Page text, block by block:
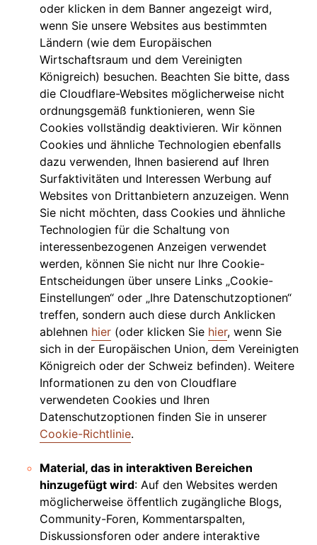
oder klicken in dem Banner angezeigt wird,
wenn Sie unsere Websites aus bestimmten
Ländern (wie dem Europäischen
Wirtschaftsraum und dem Vereinigten
Königreich) besuchen. Beachten Sie bitte, dass
die Cloudflare-Websites möglicherweise nicht
ordnungsgemäß funktionieren, wenn Sie
Cookies vollständig deaktivieren. Wir können
Cookies und ähnliche Technologien ebenfalls
dazu verwenden, Ihnen basierend auf Ihren
Surfaktivitäten und Interessen Werbung auf
Websites von Drittanbietern anzuzeigen. Wenn
Sie nicht möchten, dass Cookies und ähnliche
Technologien für die Schaltung von
interessenbezogenen Anzeigen verwendet
werden, können Sie nicht nur Ihre Cookie-
Entscheidungen über unsere Links „Cookie-
Einstellungen“ oder „Ihre Datenschutzoptionen“
treffen, sondern auch diese durch Anklicken
ablehnen hier (oder klicken Sie hier, wenn Sie
sich in der Europäischen Union, dem Vereinigten
Königreich oder der Schweiz befinden). Weitere
Informationen zu den von Cloudflare
verwendeten Cookies und Ihren
Datenschutzoptionen finden Sie in unserer
Cookie-Richtlinie.
Material, das in interaktiven Bereichen
hinzugefügt wird: Auf den Websites werden
möglicherweise öffentlich zugängliche Blogs,
Community-Foren, Kommentarspalten,
Diskussionsforen oder andere interaktive